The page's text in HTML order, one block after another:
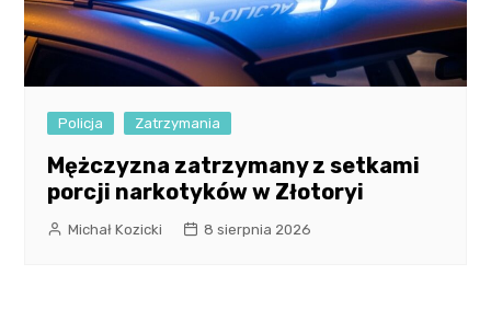
Policja Zatrzymania
Mężczyzna zatrzymany z setkami
porcji narkotyków w Złotoryi
Michał Kozicki 8 sierpnia 2026